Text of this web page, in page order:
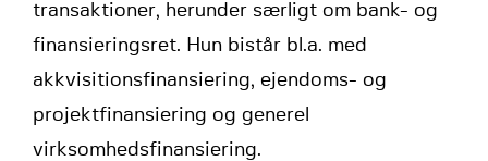
transaktioner, herunder særligt om bank- og
finansieringsret. Hun bistår bl.a. med
akkvisitionsfinansiering, ejendoms- og
projektfinansiering og generel
virksomhedsfinansiering.